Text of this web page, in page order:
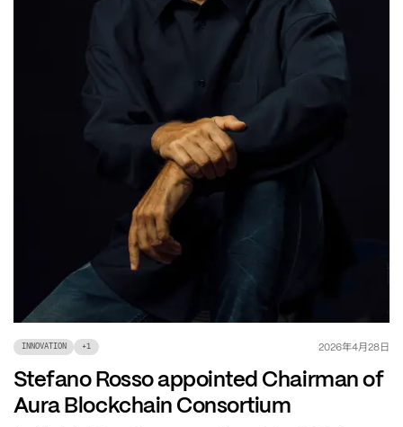
INNOVATION +1 2026年4月28日
Stefano Rosso appointed Chairman of
Aura Blockchain Consortium